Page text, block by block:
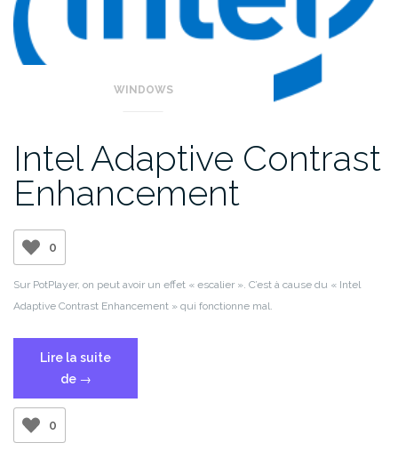
WINDOWS
Intel Adaptive Contrast
Enhancement
0
Sur PotPlayer, on peut avoir un effet « escalier ». C’est à cause du « Intel
Adaptive Contrast Enhancement » qui fonctionne mal.
Lire la suite
de « Intel
Adaptive
→
0